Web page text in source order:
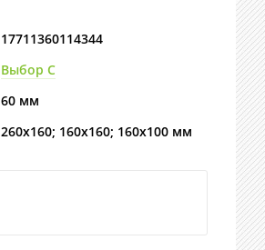
17711360114344
Выбор С
60 мм
260х160; 160х160; 160х100 мм